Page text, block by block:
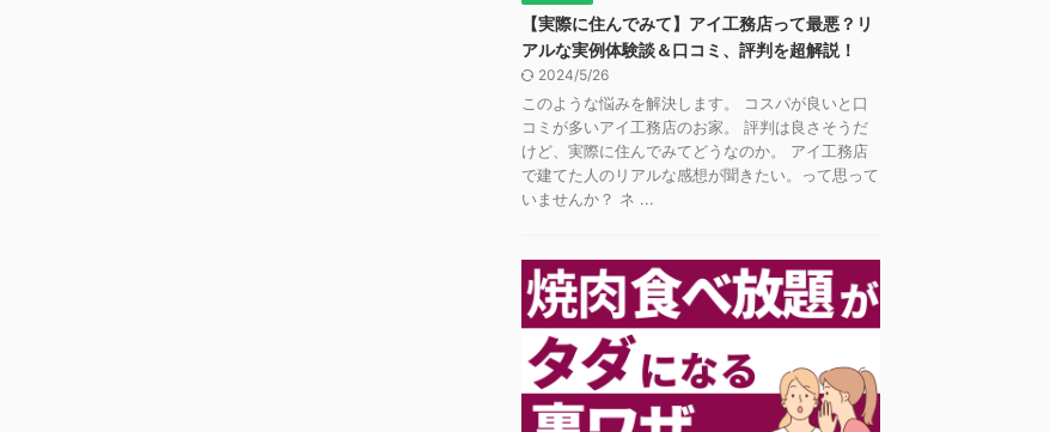
【実際に住んでみて】アイ工務店って最悪？リ
アルな実例体験談＆口コミ、評判を超解説！
2024/5/26
このような悩みを解決します。 コスパが良いと口
コミが多いアイ工務店のお家。 評判は良さそうだ
けど、実際に住んでみてどうなのか。 アイ工務店
で建てた人のリアルな感想が聞きたい。って思って
いませんか？ ネ ...